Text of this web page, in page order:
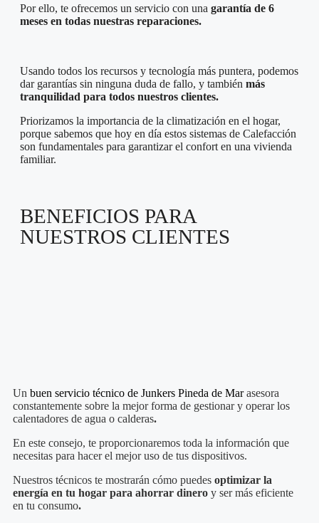
Por ello, te ofrecemos un servicio con una garantía de 6
meses en todas nuestras reparaciones.
Usando todos los recursos y tecnología más puntera, podemos
dar garantías sin ninguna duda de fallo, y también más
tranquilidad para todos nuestros clientes.
Priorizamos la importancia de la climatización en el hogar,
porque sabemos que hoy en día estos sistemas de Calefacción
son fundamentales para garantizar el confort en una vivienda
familiar.
BENEFICIOS PARA
NUESTROS CLIENTES
Un buen servicio técnico de Junkers Pineda de Marasesora
constantemente sobre la mejor forma de gestionar y operar los
calentadores de agua o calderas.
En este consejo, te proporcionaremos toda la información que
necesitas para hacer el mejor uso de tus dispositivos.
Nuestros técnicos te mostrarán cómo puedes optimizar la
energía en tu hogar para ahorrar dinero y ser más eficiente
en tu consumo.